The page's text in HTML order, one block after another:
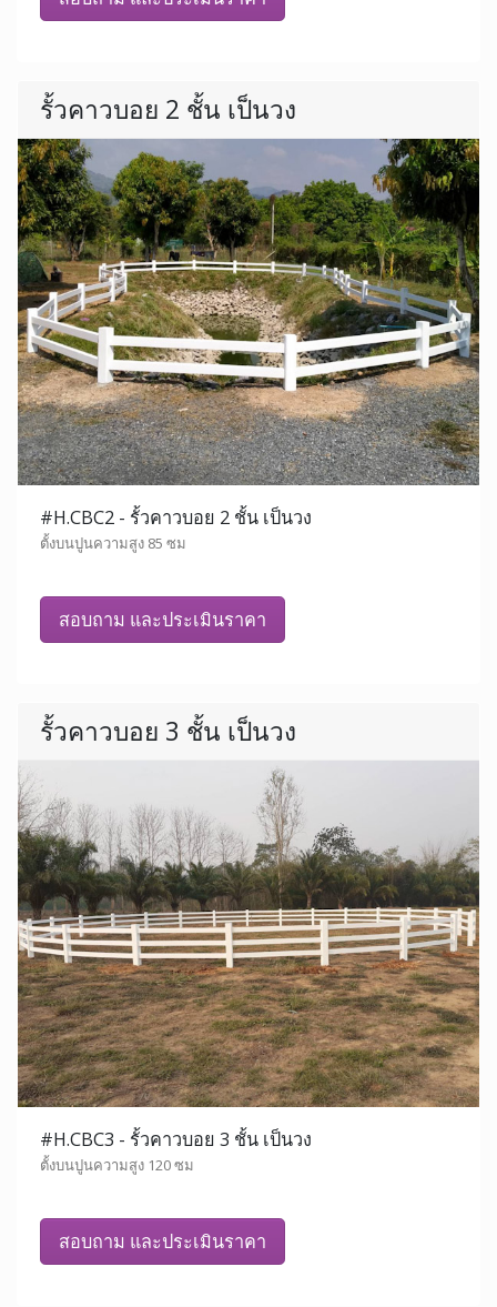
รั้วคาวบอย 2 ชั้น เป็นวง
#H.CBC2 - รั้วคาวบอย 2 ชั้น เป็นวง
ตั้งบนปูนความสูง 85 ซม
สอบถาม และประเมินราคา
รั้วคาวบอย 3 ชั้น เป็นวง
#H.CBC3 - รั้วคาวบอย 3 ชั้น เป็นวง
ตั้งบนปูนความสูง 120 ซม
สอบถาม และประเมินราคา